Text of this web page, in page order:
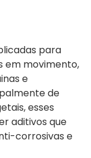
para
em movimento,
e
de
esses
aditivos que
corrosivas e